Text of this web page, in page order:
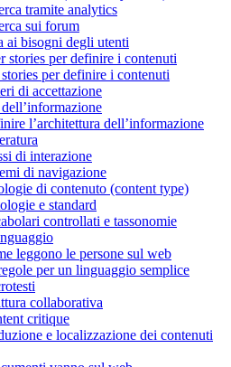
tramite analytics
sui forum
ai bisogni degli utenti
stories per definire i contenuti
per definire i contenuti
di accettazione
l’architettura dell’informazione
di interazione
di navigazione
di contenuto (content type)
e standard
controllati e tassonomie
leggono le persone sul web
per un linguaggio semplice
collaborativa
critique
e localizzazione dei contenuti